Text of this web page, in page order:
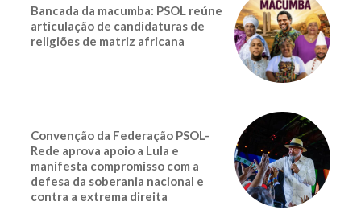
Bancada da macumba: PSOL reúne
articulação de candidaturas de
religiões de matriz africana
Convenção da Federação PSOL-
Rede aprova apoio a Lula e
manifesta compromisso com a
defesa da soberania nacional e
contra a extrema direita